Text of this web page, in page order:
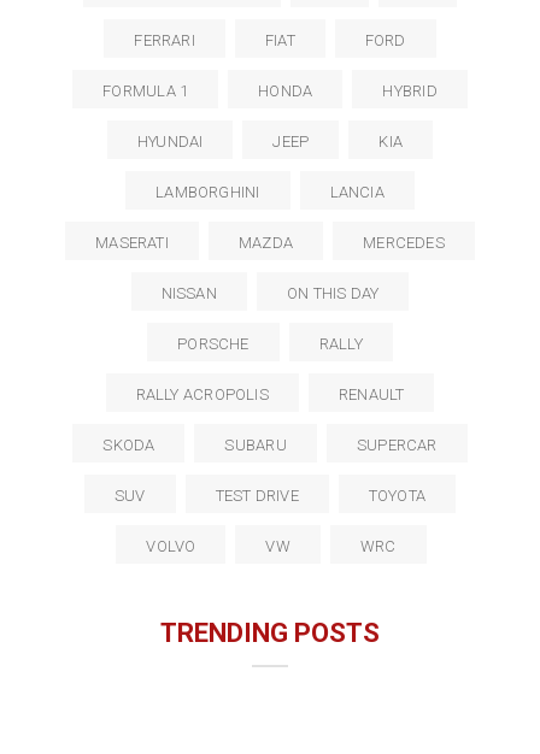
FERRARI FIAT FORD
FORMULA 1 HONDA HYBRID
HYUNDAI JEEP KIA
LAMBORGHINI LANCIA
MASERATI MAZDA MERCEDES
NISSAN ON THIS DAY
PORSCHE RALLY
RALLY ACROPOLIS RENAULT
SKODA SUBARU SUPERCAR
SUV TEST DRIVE TOYOTA
VOLVO VW WRC
TRENDING POSTS